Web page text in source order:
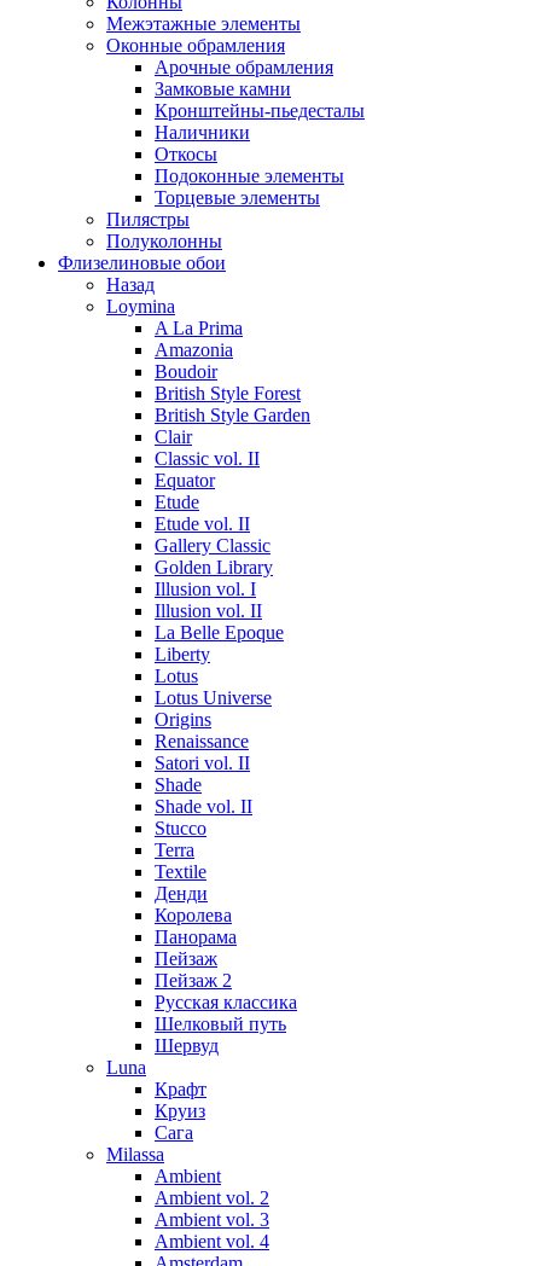
Межэтажные элементы
Оконные обрамления
Арочные обрамления
Замковые камни
Кронштейны-пьедесталы
Наличники
Откосы
Подоконные элементы
Торцевые элементы
Пилястры
Полуколонны
Флизелиновые обои
Назад
Loymina
A La Prima
Amazonia
Boudoir
British Style Forest
British Style Garden
Clair
Classic vol. II
Equator
Etude
Etude vol. II
Gallery Classic
Golden Library
Illusion vol. I
Illusion vol. II
La Belle Epoque
Liberty
Lotus
Lotus Universe
Origins
Renaissance
Satori vol. II
Shade
Shade vol. II
Stucco
Terra
Textile
Денди
Королева
Панорама
Пейзаж
Пейзаж 2
Русская классика
Шелковый путь
Шервуд
Luna
Крафт
Круиз
Сага
Milassa
Ambient
Ambient vol. 2
Ambient vol. 3
Ambient vol. 4